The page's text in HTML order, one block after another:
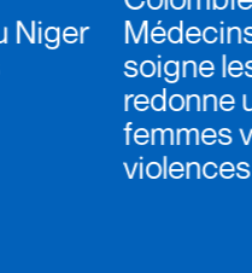
Niger
soigne
redonne
femmes
violences